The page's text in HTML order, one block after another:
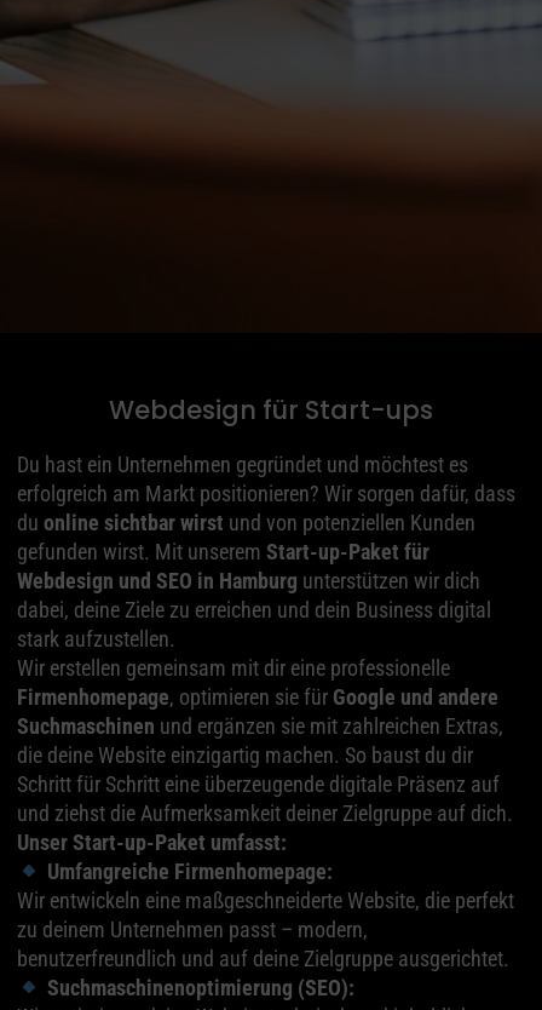
Webdesign für Start-ups
Du hast ein Unternehmen gegründet und möchtest es
erfolgreich am Markt positionieren? Wir sorgen dafür, dass
du online sichtbar wirst und von potenziellen Kunden
gefunden wirst. Mit unserem Start-up-Paket für
Webdesign und SEO in Hamburg unterstützen wir dich
dabei, deine Ziele zu erreichen und dein Business digital
stark aufzustellen.
Wir erstellen gemeinsam mit dir eine professionelle
Firmenhomepage, optimieren sie für Google und andere
Suchmaschinen und ergänzen sie mit zahlreichen Extras,
die deine Website einzigartig machen. So baust du dir
Schritt für Schritt eine überzeugende digitale Präsenz auf
und ziehst die Aufmerksamkeit deiner Zielgruppe auf dich.
Unser Start-up-Paket umfasst:
Umfangreiche Firmenhomepage:
Wir entwickeln eine maßgeschneiderte Website, die perfekt
zu deinem Unternehmen passt – modern,
benutzerfreundlich und auf deine Zielgruppe ausgerichtet.
Suchmaschinenoptimierung (SEO):